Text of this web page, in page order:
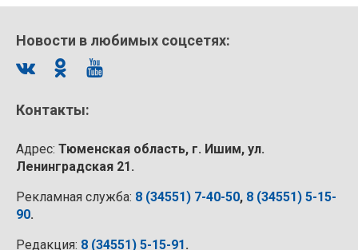
Новости в любимых соцсетях:
Контакты:
Адрес: Тюменская область, г. Ишим, ул.
Ленинградская 21.
Рекламная служба: 8 (34551) 7-40-50, 8 (34551) 5-15-
90.
Редакция: 8 (34551) 5-15-91.